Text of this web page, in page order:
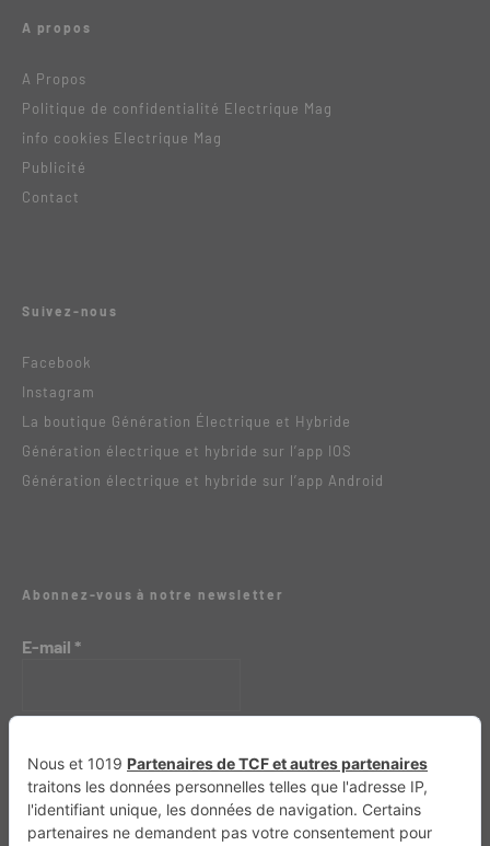
A propos
A Propos
Politique de confidentialité Electrique Mag
info cookies Electrique Mag
Publicité
Contact
Suivez-nous
Facebook
Instagram
La boutique Génération Électrique et Hybride
Génération électrique et hybride sur l’app IOS
Génération électrique et hybride sur l’app Android
Abonnez-vous à notre newsletter
E-mail *